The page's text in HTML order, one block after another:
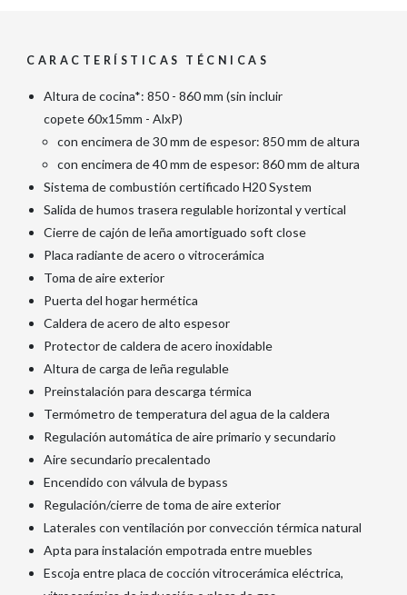
CARACTERÍSTICAS TÉCNICAS
Altura de cocina*: 850 - 860 mm (sin incluir
copete 60x15mm - AlxP)
con encimera de 30 mm de espesor: 850 mm de altura
con encimera de 40 mm de espesor: 860 mm de altura
Sistema de combustión certificado H20 System
Salida de humos trasera regulable horizontal y vertical
Cierre de cajón de leña amortiguado soft close
Placa radiante de acero o vitrocerámica
Toma de aire exterior
Puerta del hogar hermética
Caldera de acero de alto espesor
Protector de caldera de acero inoxidable
Altura de carga de leña regulable
Preinstalación para descarga térmica
Termómetro de temperatura del agua de la caldera
Regulación automática de aire primario y secundario
Aire secundario precalentado
Encendido con válvula de bypass
Regulación/cierre de toma de aire exterior
Laterales con ventilación por convección térmica natural
Apta para instalación empotrada entre muebles
Escoja entre placa de cocción vitrocerámica eléctrica,